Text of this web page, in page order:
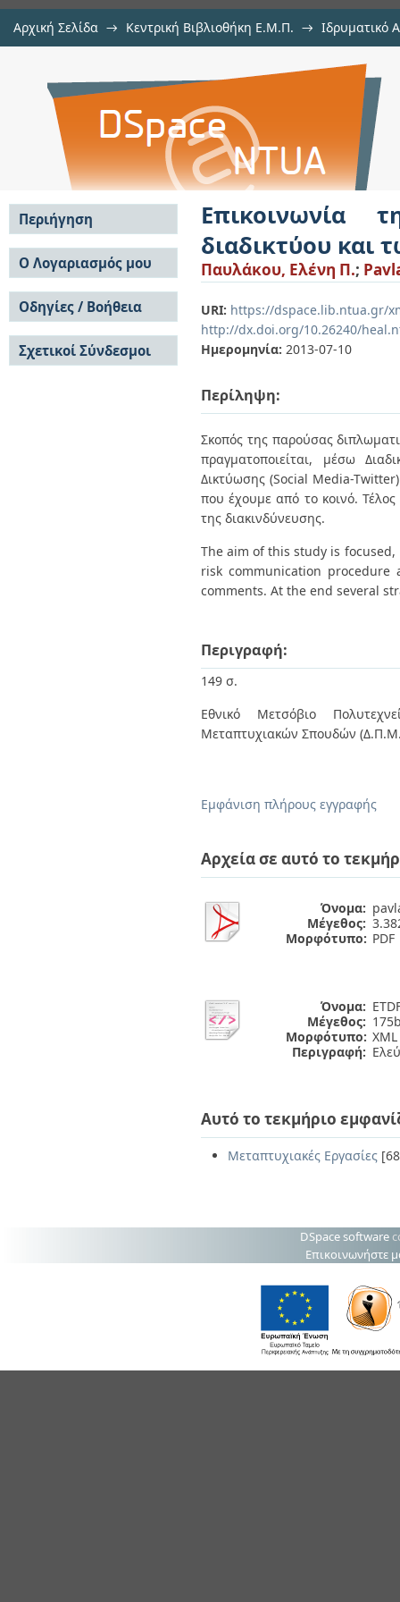
Αρχική Σελίδα → Κεντρική Βιβλιοθήκη Ε.Μ.Π. → Ιδρυματικό
Επικοινωνία της
Κοινωνικών Μέσων Δικτύωσης
Επικοινωνία
διαδικτύου και
Παυλάκου, Ελένη Π.;
URI: https://dspace.lib.ntua.gr/
http://dx.doi.org/10.26240/
Ημερομηνία: 2013-07-10
Περίληψη:
Σκοπός της παρούσας
πραγματοποιείται, μέσω
Δικτύωσης (Social Media-
που έχουμε από το κοινό. Τέλος
της διακινδύνευσης.
The aim of this study is
risk communication procedure
comments. At the end several
Περιγραφή:
149 σ.
Εθνικό Μετσόβιο
Μεταπτυχιακών Σπουδών
Εμφάνιση πλήρους εγγραφής
Αρχεία σε αυτό το
Όνομα:
Μέγεθος:
Μορφότυπο: PDF
Όνομα:
Μέγεθος:
Μορφότυπο: XML
Περιγραφή:
Αυτό το τεκμήριο
Μεταπτυχιακές Εργασίες
Περιήγηση
Σε όλο το DSpace
Κοινότητες & Συλλογές
Ανά Ημερομηνία
Έκδοσης
Συγγραφείς
Τίτλοι
Θέματα
Ο Λογαριασμός μου
Σύνδεση
Εγγραφή
Οδηγίες / Βοήθεια
Οδηγίες Υποβολής
Οδηγίες Χρήσης ΙΑ
Συχνές Ερωτήσεις
Σχετικοί Σύνδεσμοι
DSpace software
Επικοινωνήστε